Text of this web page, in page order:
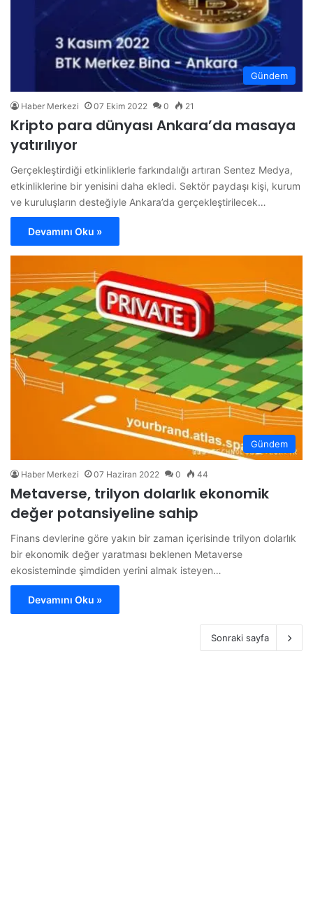
Gündem
Haber Merkezi 07 Ekim 2022 0 21
Kripto para dünyası Ankara’da masaya
yatırılıyor
Gerçekleştirdiği etkinliklerle farkındalığı artıran Sentez Medya,
etkinliklerine bir yenisini daha ekledi. Sektör paydaşı kişi, kurum
ve kuruluşların desteğiyle Ankara’da gerçekleştirilecek…
Devamını Oku »
Gündem
Haber Merkezi 07 Haziran 2022 0 44
Metaverse, trilyon dolarlık ekonomik
değer potansiyeline sahip
Finans devlerine göre yakın bir zaman içerisinde trilyon dolarlık
bir ekonomik değer yaratması beklenen Metaverse
ekosisteminde şimdiden yerini almak isteyen…
Devamını Oku »
Sonraki sayfa